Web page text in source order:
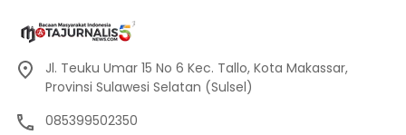
Jl. Teuku Umar 15 No 6 Kec. Tallo, Kota Makassar,
Provinsi Sulawesi Selatan (Sulsel)
085399502350